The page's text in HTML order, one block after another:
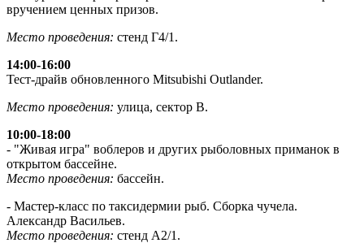
вручением ценных призов.
Место проведения: стенд Г4/1.
14:00-16:00
Тест-драйв обновленного Mitsubishi Outlander.
Место проведения: улица, сектор В.
10:00-18:00
- "Живая игра" воблеров и других рыболовных приманок в
открытом бассейне.
Место проведения: бассейн.
- Мастер-класс по таксидермии рыб. Сборка чучела.
Александр Васильев.
Место проведения: стенд А2/1.